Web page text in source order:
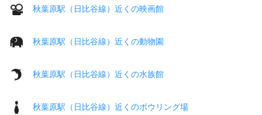
秋葉原駅（日比谷線）近くの映画館
秋葉原駅（日比谷線）近くの動物園
秋葉原駅（日比谷線）近くの水族館
秋葉原駅（日比谷線）近くのボウリング場